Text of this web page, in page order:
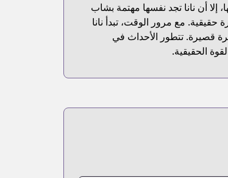
أن نانا تجد نفسها مهتمة بشاب
حقيقية. مع مرور الوقت، تبدأ نانا
قصيرة. تتطور الأحداث في
الحقيقية.